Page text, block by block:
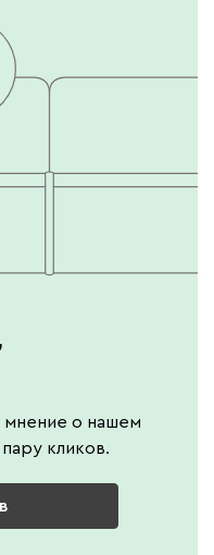
мнение о нашем
кликов.